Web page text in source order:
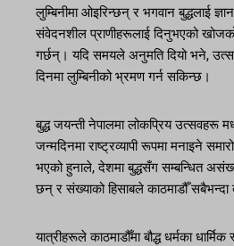
लुम्बिनीमा ओइरिन्छन् र भगवान बुद्धलाई
संवेदनशील प्राणीहरूलाई दिनुभएको
गर्छन्। यदि समयले अनुमति दियो भने,
दिनमा लुम्बिनीको भ्रमण गर्न सकिन्छ।
बुद्ध जयन्ती नेपालमा लोकप्रिय उत्सवहरू
जन्मदिनमा राष्ट्रव्यापी रूपमा मनाइने
भएको हुनाले, देशमा बुद्धसँग सम्बन्धित
छन् र संख्याको हिसाबले काठमाडौँ सबैभन्दा
यात्रीहरूले काठमाडौँमा बौद्ध धर्मका